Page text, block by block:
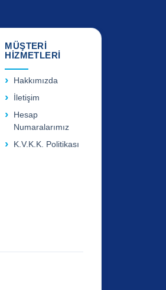
MÜŞTERİ
HİZMETLERİ
Hakkımızda
İletişim
Hesap
Numaralarımız
K.V.K.K. Politikası